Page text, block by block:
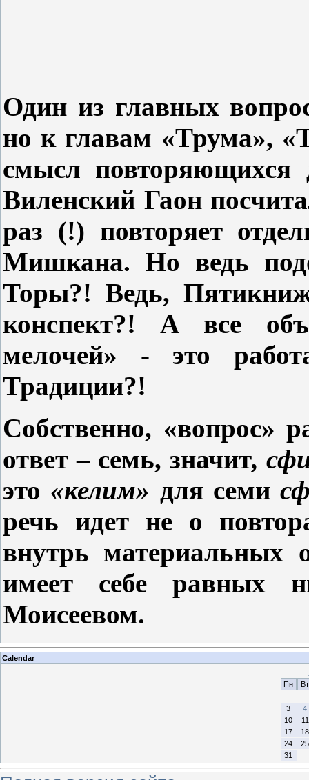
Один из главных
но к главам «Трума»,
смысл повторяющихся
Виленский Гаон
раз (!) повторяет
Мишкана. Но ведь
Торы?! Ведь,
конспект?! А все
мелочей» - это
Традиции?!
Собственно, «вопрос»
ответ – семь, значит,
это «келим» для семи
речь идет не о
внутрь материальных
имеет себе равных
Моисеевом.
Calendar
Пн
Вт
3
4
10
11
17
18
24
25
31